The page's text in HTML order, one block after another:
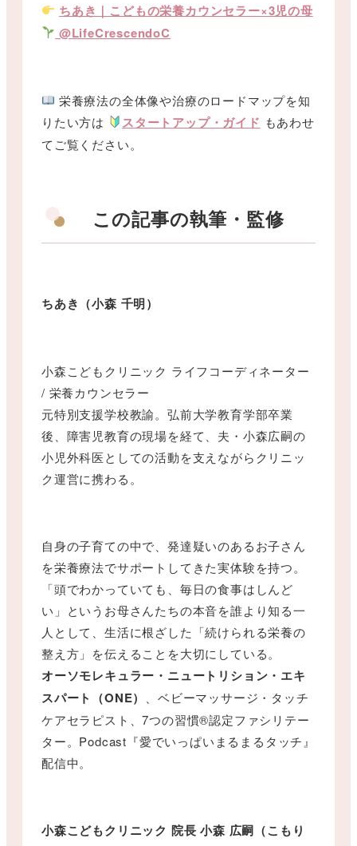
ちあき｜こどもの栄養カウンセラー×3児の母
@LifeCrescendoC
栄養療法の全体像や治療のロードマップを知
りたい方は
スタートアップ・ガイド もあわせ
てご覧ください。
この記事の執筆・監修
ちあき（小森 千明）
小森こどもクリニック ライフコーディネーター
/ 栄養カウンセラー
元特別支援学校教諭。弘前大学教育学部卒業
後、障害児教育の現場を経て、夫・小森広嗣の
小児外科医としての活動を支えながらクリニッ
ク運営に携わる。
自身の子育ての中で、発達疑いのあるお子さん
を栄養療法でサポートしてきた実体験を持つ。
「頭でわかっていても、毎日の食事はしんど
い」というお母さんたちの本音を誰より知る一
人として、生活に根ざした「続けられる栄養の
整え方」を伝えることを大切にしている。
オーソモレキュラー・ニュートリション・エキ
スパート（ONE）
、ベビーマッサージ・タッチ
ケアセラピスト、7つの習慣®認定ファシリテー
ター。Podcast『愛でいっぱいまるまるタッチ』
配信中。
小森こどもクリニック 院長 小森 広嗣（こもり